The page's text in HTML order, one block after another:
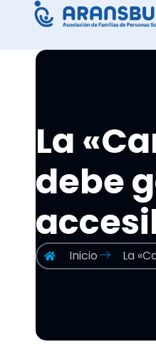
La
debe
Inicio La